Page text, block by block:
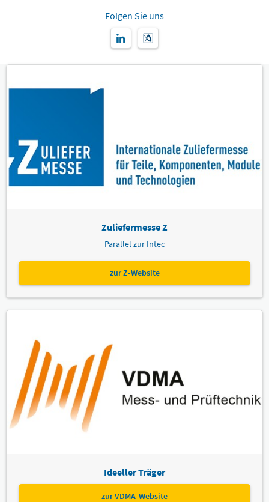
Folgen Sie uns
Zuliefermesse Z
Parallel zur Intec
zur Z-Website
Ideeller Träger
zur VDMA-Website